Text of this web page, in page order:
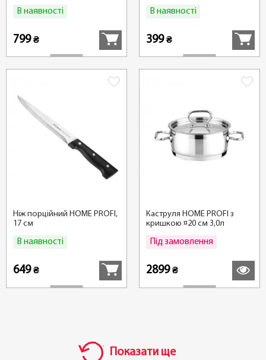
В наявності
799₴
В наявності
399₴
Ніж порційний HOME PROFI,
17 см
В наявності
649₴
Каструля HOME PROFI з
кришкою ¤20 см 3,0л
Під замовлення
2899₴
Показати ще